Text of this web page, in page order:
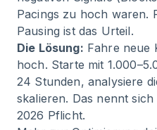
Pacings zu hoch waren.
Pausing ist das Urteil.
Die Lösung: Fahre neue
hoch. Starte mit
24 Stunden, analysiere
skalieren. Das nennt
2026 Pflicht.